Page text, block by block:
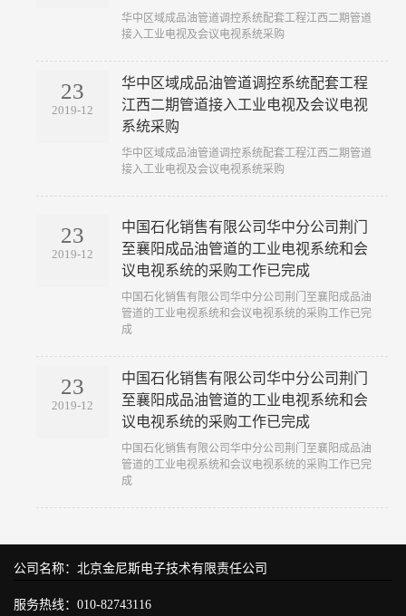
​华中区域成品油管道调控系统配套工程江西二期管道
接入工业电视及会议电视系统采购
23
2019-12
华中区域成品油管道调控系统配套工程
江西二期管道接入工业电视及会议电视
系统采购
​华中区域成品油管道调控系统配套工程江西二期管道
接入工业电视及会议电视系统采购
23
2019-12
中国石化销售有限公司华中分公司荆门
至襄阳成品油管道的工业电视系统和会
议电视系统的采购工作已完成
​中国石化销售有限公司华中分公司荆门至襄阳成品油
管道的工业电视系统和会议电视系统的采购工作已完
成
23
2019-12
中国石化销售有限公司华中分公司荆门
至襄阳成品油管道的工业电视系统和会
议电视系统的采购工作已完成
​中国石化销售有限公司华中分公司荆门至襄阳成品油
管道的工业电视系统和会议电视系统的采购工作已完
成
公司名称：北京金尼斯电子技术有限责任公司
服务热线：010-82743116